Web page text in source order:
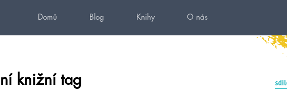
Domů Blog Knihy O nás
knižní tag